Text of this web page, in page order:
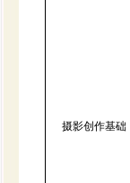
摄影创作基础